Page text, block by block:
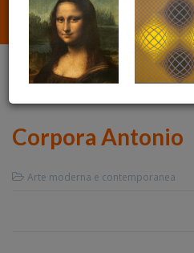
Corpora Antonio
Arte moderna e contemporanea